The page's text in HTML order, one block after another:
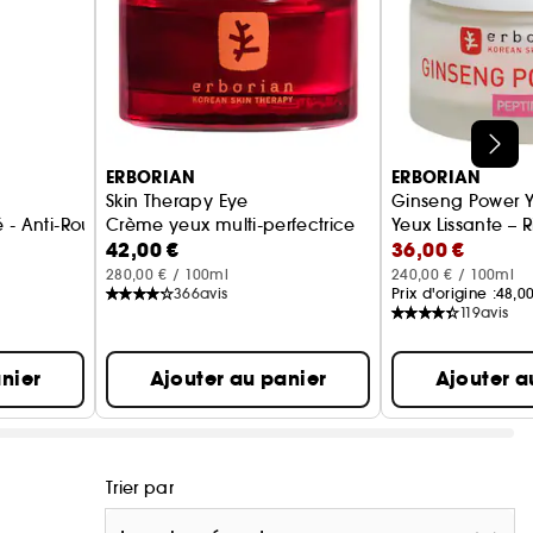
- Anti-Rougeurs et Apaisant
ERBORIAN
Skin Therapy Eye
Crème yeux multi-perfectrice
42,00 €
280,00 € / 100ml
366avis
Ajouter au panier
ERBORIAN
Ginseng Power
Yeux Lissante –
36,00 €
240,00 € / 100ml
Prix d'origine :
119avis
Ajouter
Trier par